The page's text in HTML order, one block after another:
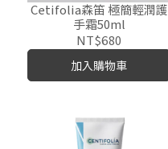
Cetifolia森笛 極簡輕潤護
手霜50ml
NT$680
加入購物車